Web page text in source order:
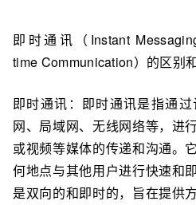
即时通讯（Instant
time Communication）的区别和
即时通讯：即时通讯是指通
网、局域网、无线网络等，进
或视频等媒体的传递和沟通。
何地点与其他用户进行快速和
是双向的和即时的，旨在提供